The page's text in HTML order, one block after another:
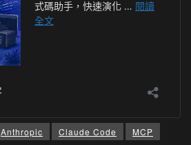
Anthropic Claude Code MCP